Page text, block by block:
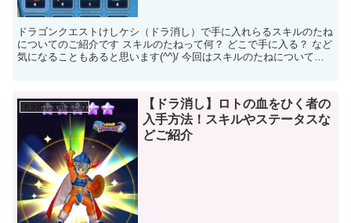
ドラゴンクエストけしケシ（ドラ消し）で手に入れらるスキルのたね
についてのご紹介です スキルのたねって何？ どこで手に入る？ など
気になることもあると思います(^^)/ 今回はスキルのたねについて少
ドラ消し攻略まとめ
【ドラ消し】ロトの血をひく者の
入手方法！スキルやステータスな
どご紹介